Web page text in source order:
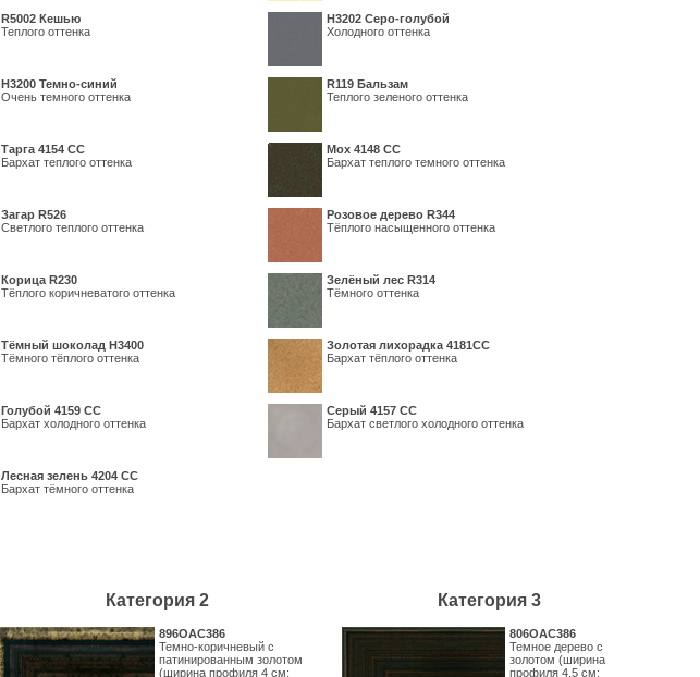
R5002 Кешью
Теплого оттенка
Н3202 Серо-голубой
Холодного оттенка
Н3200 Темно-синий
Очень темного оттенка
R119 Бальзам
Теплого зеленого оттенка
Тарга 4154 СС
Бархат теплого оттенка
Мох 4148 СС
Бархат теплого темного оттенка
Загар R526
Светлого теплого оттенка
Розовое дерево R344
Тёплого насыщенного оттенка
Корица R230
Тёплого коричневатого оттенка
Зелёный лес R314
Тёмного оттенка
Тёмный шоколад H3400
Тёмного тёплого оттенка
Золотая лихорадка 4181СС
Бархат тёплого оттенка
Голубой 4159 СС
Бархат холодного оттенка
Серый 4157 СС
Бархат светлого холодного оттенка
Лесная зелень 4204 СС
Бархат тёмного оттенка
Категория 2 Категория 3
896OAC386
Темно-коричневый с
патинированным золотом
(ширина профиля 4 см;
806OAC386
Темное дерево с
золотом (ширина
профиля 4,5 см;